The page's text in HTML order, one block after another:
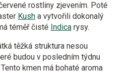
rostliny zjevením. Poté
Kush a vytvořili dokonalý
téměř čisté Indica rysy.
těžká struktura nesou
budou v posledním týdnu
kmen má bohaté aroma